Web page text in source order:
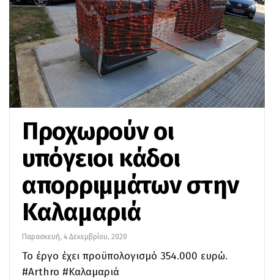
Προχωρούν οι
υπόγειοι κάδοι
απορριμμάτων στην
Καλαμαριά
Παρασκευή, 4 Δεκεμβρίου, 2020
Το έργο έχει προϋπολογισμό 354.000 ευρώ.
#Arthro #Καλαμαριά